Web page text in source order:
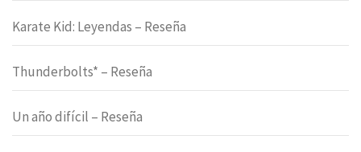
Karate Kid: Leyendas – Reseña
Thunderbolts* – Reseña
Un año difícil – Reseña